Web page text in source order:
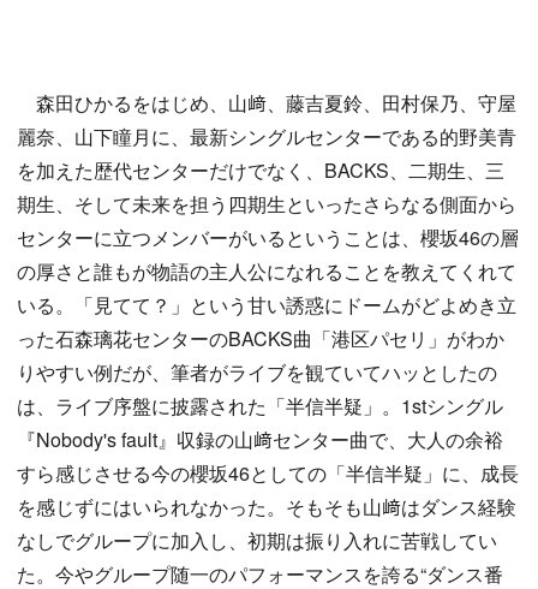
森田ひかるをはじめ、山﨑、藤吉夏鈴、田村保乃、守屋
麗奈、山下瞳月に、最新シングルセンターである的野美青
を加えた歴代センターだけでなく、BACKS、二期生、三
期生、そして未来を担う四期生といったさらなる側面から
センターに立つメンバーがいるということは、櫻坂46の層
の厚さと誰もが物語の主人公になれることを教えてくれて
いる。「見てて？」という甘い誘惑にドームがどよめき立
った石森璃花センターのBACKS曲「港区パセリ」がわか
りやすい例だが、筆者がライブを観ていてハッとしたの
は、ライブ序盤に披露された「半信半疑」。1stシングル
『Nobody's fault』収録の山﨑センター曲で、大人の余裕
すら感じさせる今の櫻坂46としての「半信半疑」に、成長
を感じずにはいられなかった。そもそも山﨑はダンス経験
なしでグループに加入し、初期は振り入れに苦戦してい
た。今やグループ随一のパフォーマンスを誇る“ダンス番